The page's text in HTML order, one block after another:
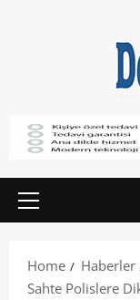
Home
Haberler
Sahte Polislere